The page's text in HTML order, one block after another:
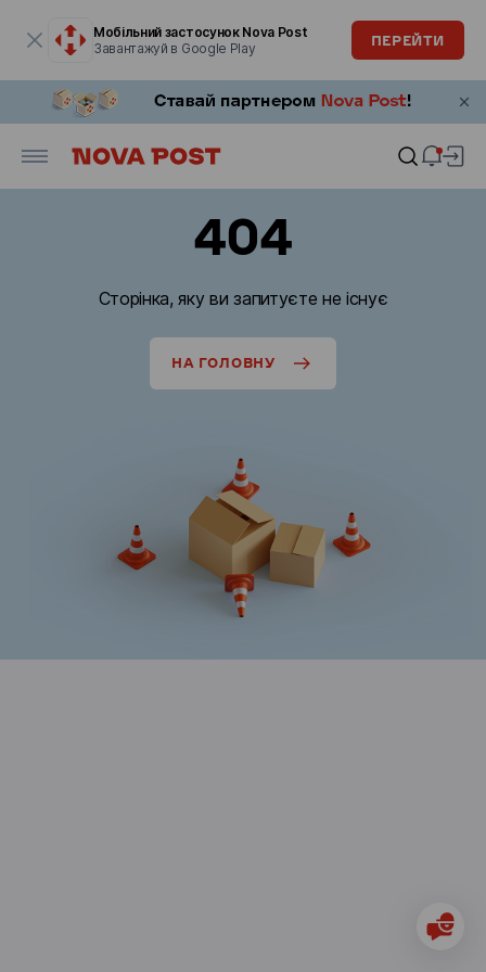
Мобільний застосунок Nova Post
Завантажуй в Google Play
ПЕРЕЙТИ
404
Сторінка, яку ви запитуєте не існує
НА ГОЛОВНУ